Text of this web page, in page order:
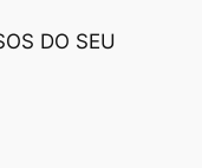
DO SEU